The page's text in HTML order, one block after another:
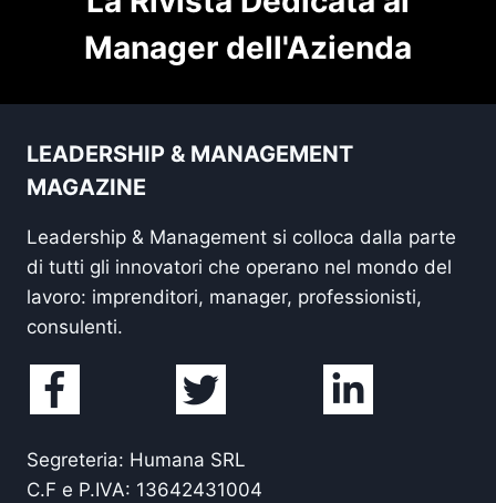
Manager dell'Azienda
LEADERSHIP & MANAGEMENT
MAGAZINE
Leadership & Management si colloca dalla parte
di tutti gli innovatori che operano nel mondo del
lavoro: imprenditori, manager, professionisti,
consulenti.
Segreteria: Humana SRL
C.F e P.IVA: 13642431004